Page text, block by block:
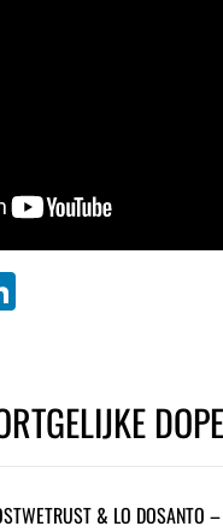
& LO DOSANTO